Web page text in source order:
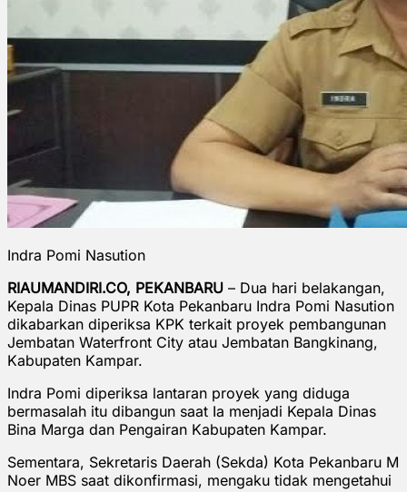
Indra Pomi Nasution
RIAUMANDIRI.CO, PEKANBARU – Dua hari belakangan,
Kepala Dinas PUPR Kota Pekanbaru Indra Pomi Nasution
dikabarkan diperiksa KPK terkait proyek pembangunan
Jembatan Waterfront City atau Jembatan Bangkinang,
Kabupaten Kampar.
Indra Pomi diperiksa lantaran proyek yang diduga
bermasalah itu dibangun saat Ia menjadi Kepala Dinas
Bina Marga dan Pengairan Kabupaten Kampar.
Sementara, Sekretaris Daerah (Sekda) Kota Pekanbaru M
Noer MBS saat dikonfirmasi, mengaku tidak mengetahui